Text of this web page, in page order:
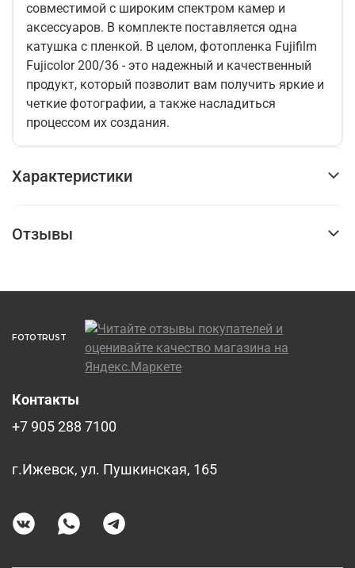
совместимой с широким спектром камер и
аксессуаров. В комплекте поставляется одна
катушка с пленкой. В целом, фотопленка Fujifilm
Fujicolor 200/36 - это надежный и качественный
продукт, который позволит вам получить яркие и
четкие фотографии, а также насладиться
процессом их создания.
Характеристики
Отзывы
FOTOTRUST
Контакты
+7 905 288 7100
г.Ижевск, ул. Пушкинская, 165